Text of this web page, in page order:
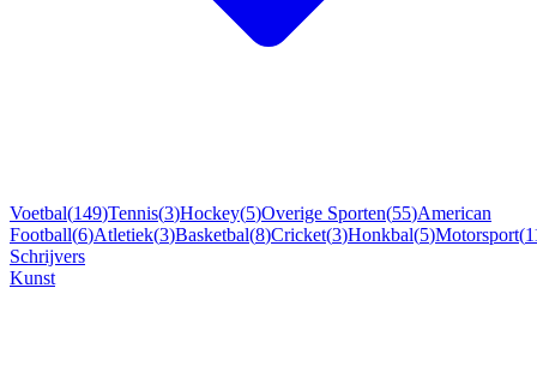
Voetbal(149)Tennis(3)Hockey(5)Overige Sporten(55)American
Football(6)Atletiek(3)Basketbal(8)Cricket(3)Honkbal(5)Motorsport(
Schrijvers
Kunst